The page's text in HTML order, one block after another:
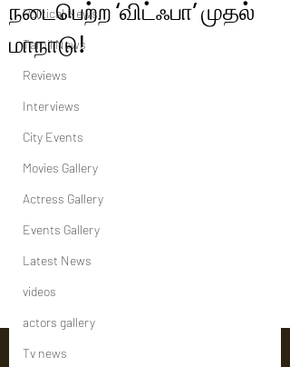
Political News
Tamil News
Reviews
Interviews
City Events
Movies Gallery
Actress Gallery
Events Gallery
Latest News
videos
actors gallery
Tv news
நடைபெற்ற ‘விட்ஃபா’ முதல்
மாநாடு!